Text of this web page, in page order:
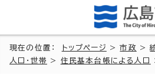
現在の位置： トップページ >市政 >
人口・世帯
> 住民基本台帳による人口